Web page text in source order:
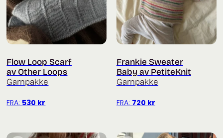
Flow Loop Scarf
av Other Loops
Garnpakke
FRA: 530 kr
Frankie Sweater
Baby av PetiteKnit
Garnpakke
FRA: 720 kr